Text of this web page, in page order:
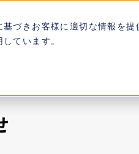
づきお客様に適切な情報を提
ています。